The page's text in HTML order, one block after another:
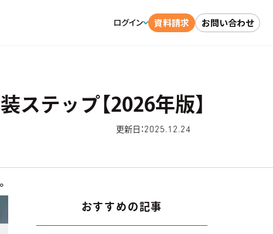
ログイン 資料請求 お問い合わせ
テップ【2026年版】
更新日： 2025.12.24
おすすめの記事